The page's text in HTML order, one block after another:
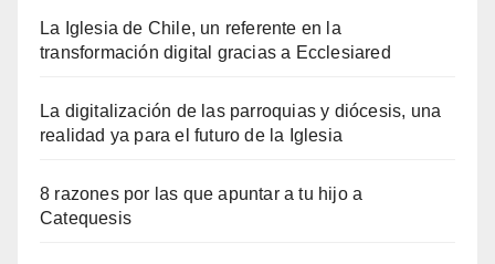
La Iglesia de Chile, un referente en la
transformación digital gracias a Ecclesiared
La digitalización de las parroquias y diócesis, una
realidad ya para el futuro de la Iglesia
8 razones por las que apuntar a tu hijo a
Catequesis